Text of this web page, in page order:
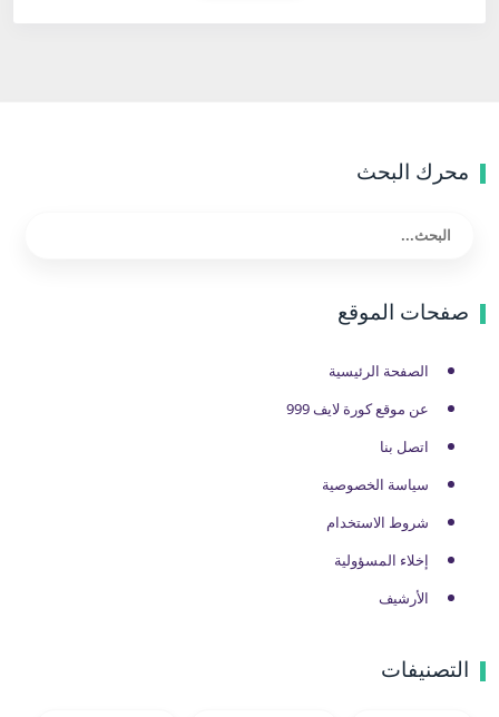
محرك البحث
صفحات الموقع
الصفحة الرئيسية
عن موقع كورة لايف 999
اتصل بنا
سياسة الخصوصية
شروط الاستخدام
إخلاء المسؤولية
الأرشيف
التصنيفات